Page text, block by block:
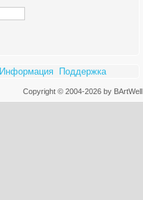
Информация Поддержка
Copyright © 2004-2026 by BArtWell